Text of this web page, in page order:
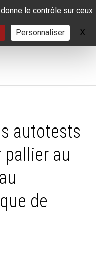
le contrôle sur ceux
Personnaliser X
autotests
au
de